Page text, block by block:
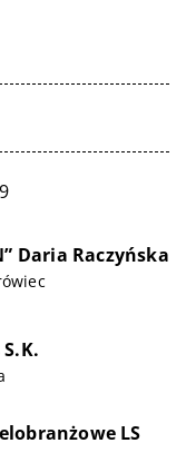
Daria Raczyńska
LS